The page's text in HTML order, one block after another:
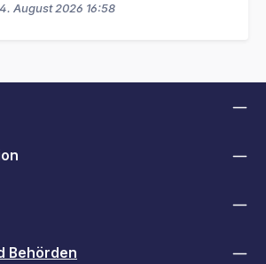
August 2026 16:58
Behörden